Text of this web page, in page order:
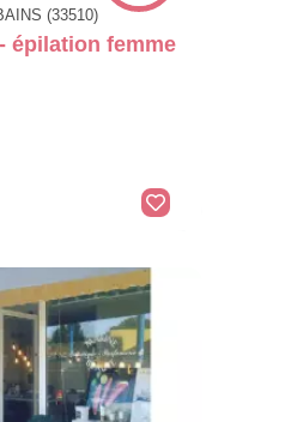
(33510)
épilation femme